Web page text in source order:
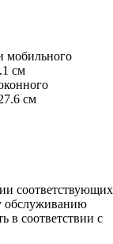
мобильного
см
см
соответствующих
обслуживанию
в соответствии с